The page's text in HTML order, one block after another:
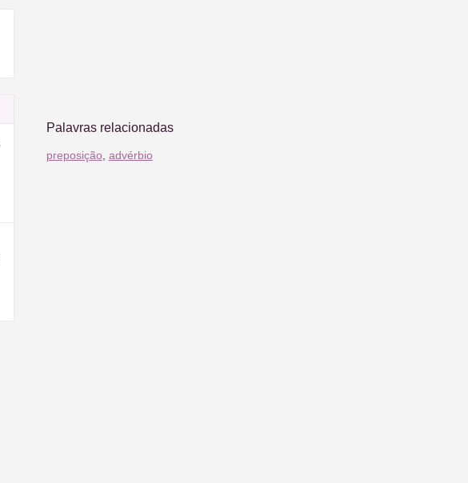
Palavras relacionadas
preposição, advérbio